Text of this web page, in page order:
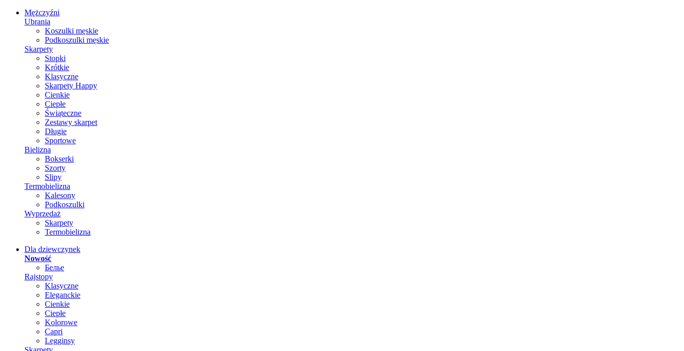
Mężczyźni
Ubrania
Koszulki męskie
Podkoszulki męskie
Skarpety
Stopki
Krótkie
Klasyczne
Skarpety Happy
Cienkie
Ciepłe
Świąteczne
Zestawy skarpet
Długie
Sportowe
Bielizna
Bokserki
Szorty
Slipy
Termobielizna
Kalesony
Podkoszulki
Wyprzedaż
Skarpety
Termobielizna
Dla dziewczynek
Nowość
Белье
Rajstopy
Klasyczne
Eleganckie
Cienkie
Ciepłe
Kolorowe
Capri
Legginsy